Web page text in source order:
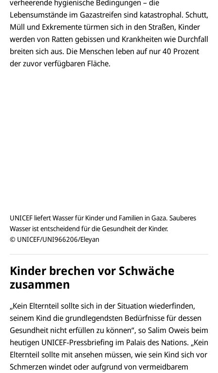
verheerende hygienische Bedingungen – die
Lebensumstände im Gazastreifen sind katastrophal. Schutt,
Müll und Exkremente türmen sich in den Straßen, Kinder
werden von Ratten gebissen und Krankheiten wie Durchfall
breiten sich aus. Die Menschen leben auf nur 40 Prozent
der zuvor verfügbaren Fläche.
UNICEF liefert Wasser für Kinder und Familien in Gaza. Sauberes
Wasser ist entscheidend für die Gesundheit der Kinder.
© UNICEF/UNI966206/Eleyan
Kinder brechen vor Schwäche
zusammen
„Kein Elternteil sollte sich in der Situation wiederfinden,
seinem Kind die grundlegendsten Bedürfnisse für dessen
Gesundheit nicht erfüllen zu können“, so Salim Oweis beim
heutigen UNICEF-Pressbriefing im Palais des Nations. „Kein
Elternteil sollte mit ansehen müssen, wie sein Kind sich vor
Schmerzen windet oder aufgrund von vermeidbarem